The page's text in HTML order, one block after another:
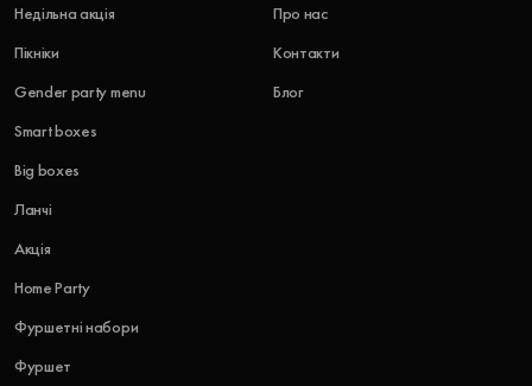
Недільна акція
Пікніки
Gender party menu
Smart boxes
Big boxes
Ланчі
Акція
Home Party
Фуршетні набори
Фуршет
Про нас
Контакти
Блог